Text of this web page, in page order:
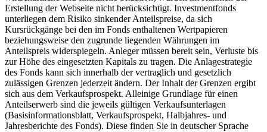
Erstellung der Webseite nicht berücksichtigt. Investmentfonds
unterliegen dem Risiko sinkender Anteilspreise, da sich
Kursrückgänge bei den im Fonds enthaltenen Wertpapieren
beziehungsweise den zugrunde liegenden Währungen im
Anteilspreis widerspiegeln. Anleger müssen bereit sein, Verluste bis
zur Höhe des eingesetzten Kapitals zu tragen. Die Anlagestrategie
des Fonds kann sich innerhalb der vertraglich und gesetzlich
zulässigen Grenzen jederzeit ändern. Der Inhalt der Grenzen ergibt
sich aus dem Verkaufsprospekt. Alleinige Grundlage für einen
Anteilserwerb sind die jeweils gültigen Verkaufsunterlagen
(Basisinformationsblatt, Verkaufsprospekt, Halbjahres- und
Jahresberichte des Fonds). Diese finden Sie in deutscher Sprache